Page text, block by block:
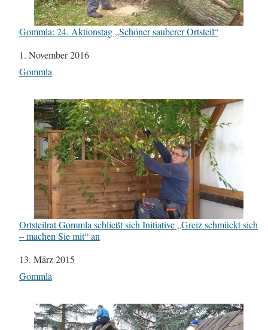
Gommla: 24. Aktionstag „Schöner sauberer Ortsteil“
Datum
1. November 2016
In Bezug auf
Gommla
Ortsteilrat Gommla schließt sich Initiative „Greiz schmückt sich
– machen Sie mit“ an
Datum
13. März 2015
In Bezug auf
Gommla